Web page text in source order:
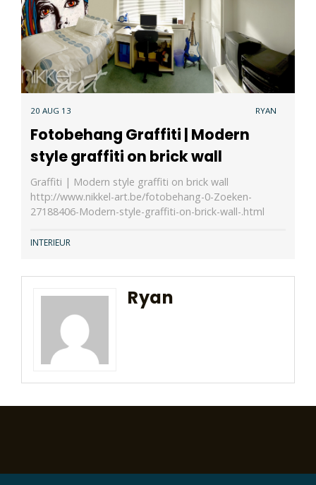
20 AUG 13 RYAN
Fotobehang Graffiti | Modern
style graffiti on brick wall
Graffiti | Modern style graffiti on brick wall
http://www.nikkel-art.be/fotobehang-0-Zoeken-
27188406-Modern-style-graffiti-on-brick-wall-.html
INTERIEUR
Ryan